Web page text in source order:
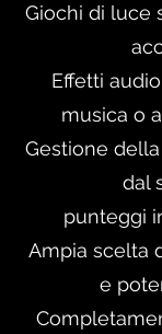
Giochi di luce
Effetti
musica o
Gestione
dal
punteggi
Ampia scelta
e